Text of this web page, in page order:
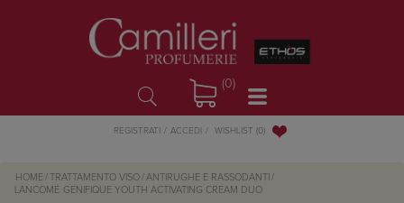
(0)
REGISTRATI ACCEDI WISHLIST (0)
HOME / TRATTAMENTO VISO / ANTIRUGHE E RASSODANTI /
LANCOME GENIFIQUE YOUTH ACTIVATING CREAM DUO